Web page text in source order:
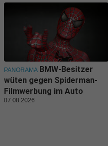
PANORAMA BMW-Besitzer
wüten gegen Spiderman-
Filmwerbung im Auto
07.08.2026